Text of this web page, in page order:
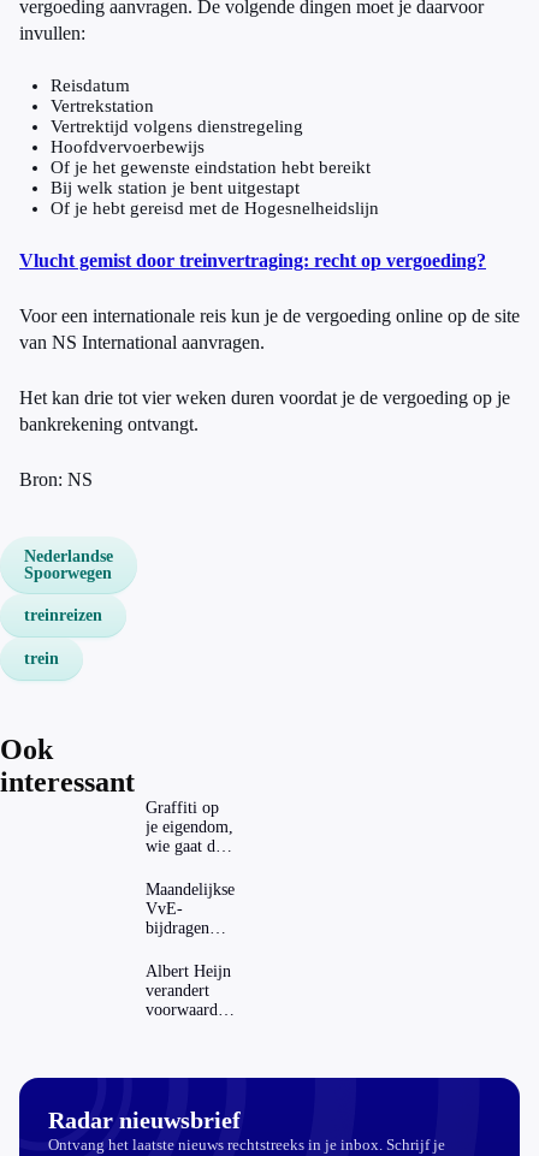
vergoeding aanvragen. De volgende dingen moet je daarvoor
invullen:
Reisdatum
Vertrekstation
Vertrektijd volgens dienstregeling
Hoofdvervoerbewijs
Of je het gewenste eindstation hebt bereikt
Bij welk station je bent uitgestapt
Of je hebt gereisd met de Hogesnelheidslijn
Vlucht gemist door treinvertraging: recht op vergoeding?
Voor een internationale reis kun je de vergoeding online op de site
van NS International aanvragen.
Het kan drie tot vier weken duren voordat je de vergoeding op je
bankrekening ontvangt.
Bron: NS
Nederlandse
Spoorwegen
treinreizen
trein
Ook
interessant
Graffiti op
je eigendom,
wie gaat dat
Maandelijkse
VvE-
bijdragen
dat invloed
op je
hypotheek?
Albert Heijn
verandert
voorwaarden
Radar nieuwsbrief
Ontvang het laatste nieuws rechtstreeks in je inbox. Schrijf je